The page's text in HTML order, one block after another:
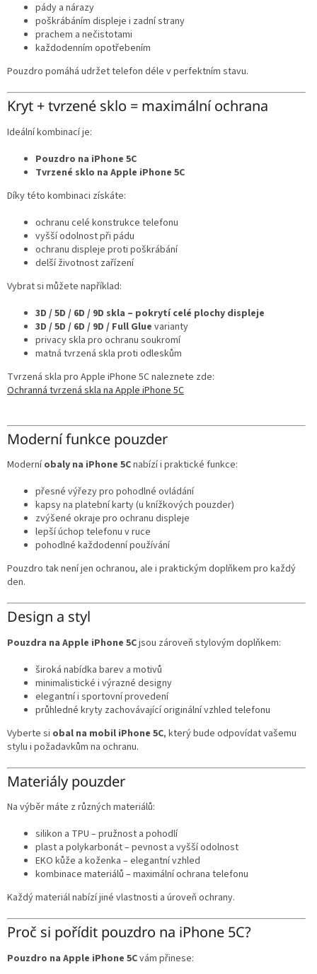
pády a nárazy
poškrábáním displeje i zadní strany
prachem a nečistotami
každodenním opotřebením
Pouzdro pomáhá udržet telefon déle v perfektním stavu.
Kryt + tvrzené sklo = maximální ochrana
Ideální kombinací je:
Pouzdro na iPhone 5C
Tvrzené sklo na Apple iPhone 5C
Díky této kombinaci získáte:
ochranu celé konstrukce telefonu
vyšší odolnost při pádu
ochranu displeje proti poškrábání
delší životnost zařízení
Vybrat si můžete například:
3D / 5D / 6D / 9D skla – pokrytí celé plochy displeje
3D / 5D / 6D / 9D / Full Glue varianty
privacy skla pro ochranu soukromí
matná tvrzená skla proti odleskům
Tvrzená skla pro Apple iPhone 5C naleznete zde:
Ochranná tvrzená skla na Apple iPhone 5C
Moderní funkce pouzder
Moderníobaly na iPhone 5Cnabízí i praktické funkce:
přesné výřezy pro pohodlné ovládání
kapsy na platební karty (u knížkových pouzder)
zvýšené okraje pro ochranu displeje
lepší úchop telefonu v ruce
pohodlné každodenní používání
Pouzdro tak není jen ochranou, ale i praktickým doplňkem pro každý
den.
Design a styl
Pouzdra na Apple iPhone 5Cjsou zároveň stylovým doplňkem:
široká nabídka barev a motivů
minimalistické i výrazné designy
elegantní i sportovní provedení
průhledné kryty zachovávající originální vzhled telefonu
Vyberte si obal na mobil iPhone 5C, který bude odpovídat vašemu
stylu i požadavkům na ochranu.
Materiály pouzder
Na výběr máte z různých materiálů:
silikon a TPU – pružnost a pohodlí
plast a polykarbonát – pevnost a vyšší odolnost
EKO kůže a koženka – elegantní vzhled
kombinace materiálů – maximální ochrana telefonu
Každý materiál nabízí jiné vlastnosti a úroveň ochrany.
Proč si pořídit pouzdro na iPhone 5C?
Pouzdro na Apple iPhone 5Cvám přinese: